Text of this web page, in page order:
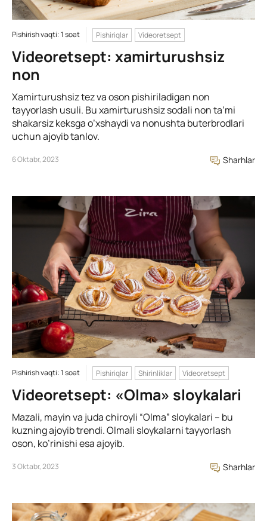
Pishirish vaqti: 1 soat Pishiriqlar Videoretsept
Videoretsept: xamirturushsiz
non
Xamirturushsiz tez va oson pishiriladigan non
tayyorlash usuli. Bu xamirturushsiz sodali non ta’mi
shakarsiz keksga o’xshaydi va nonushta buterbrodlari
uchun ajoyib tanlov.
6 Oktabr, 2023 Sharhlar
Pishirish vaqti: 1 soat Pishiriqlar Shirinliklar Videoretsept
Videoretsept: «Olma» sloykalari
Mazali, mayin va juda chiroyli “Olma” sloykalari – bu
kuzning ajoyib trendi. Olmali sloykalarni tayyorlash
oson, ko’rinishi esa ajoyib.
3 Oktabr, 2023 Sharhlar